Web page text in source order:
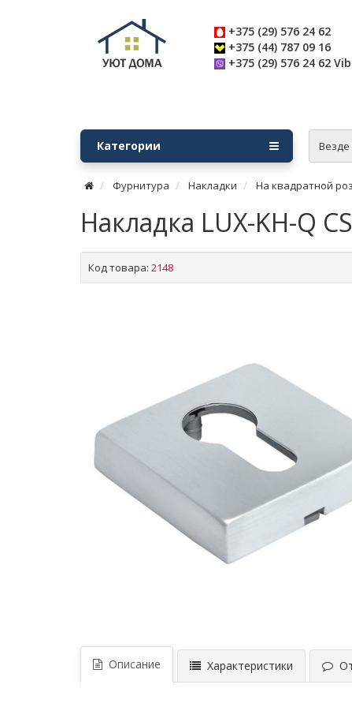
+375 (29) 576 24 62
+375 (44) 787 09 16
+375 (29) 576 24 62
Везде
Категории
Фурнитура Накладки На квадратной
Накладка LUX-KH-Q
Код товара: 2148
Описание Характеристики